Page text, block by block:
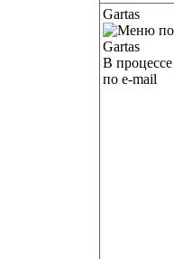
Gartas
В
по e-mail